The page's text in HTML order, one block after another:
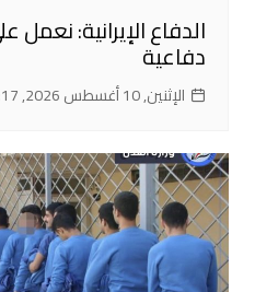
الدفاع الإيرانية:
دفاعية
الإثنين, 10 أغسطس 2026, 10:17